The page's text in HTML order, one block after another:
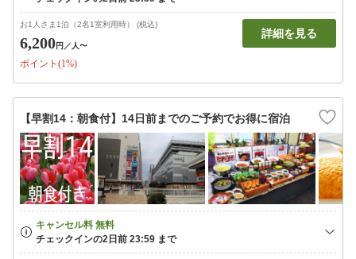
お1人さま1泊（2名1室利用時） (税込)
6,200円 ／人〜
ポイント(1%)
詳細を見る
【早割14：朝食付】14日前までのご予約でお得に宿泊